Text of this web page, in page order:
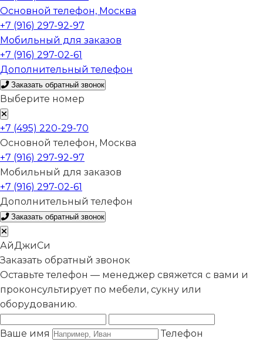
Основной телефон, Москва
+7 (916) 297-92-97
Мобильный для заказов
+7 (916) 297-02-61
Дополнительный телефон
Заказать обратный звонок
Выберите номер
+7 (495) 220-29-70
Основной телефон, Москва
+7 (916) 297-92-97
Мобильный для заказов
+7 (916) 297-02-61
Дополнительный телефон
Заказать обратный звонок
АйДжиСи
Заказать обратный звонок
Оставьте телефон — менеджер свяжется с вами и
проконсультирует по мебели, сукну или
оборудованию.
Ваше имя
Телефон